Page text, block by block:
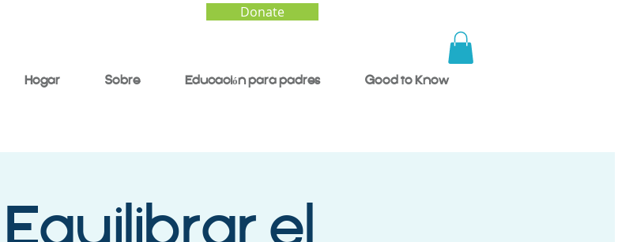
Donate
Hogar Sobre Educación para padres Good to Know